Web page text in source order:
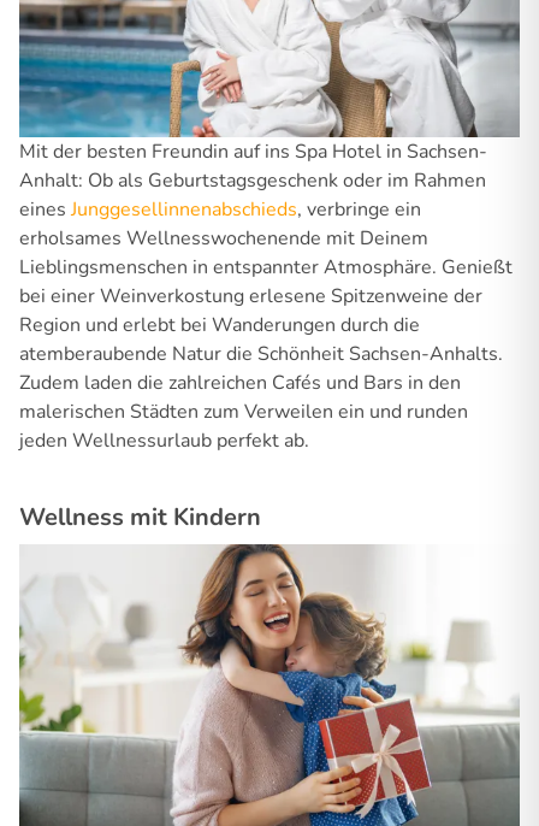
Mit der besten Freundin auf ins Spa Hotel in Sachsen-
Anhalt: Ob als Geburtstagsgeschenk oder im Rahmen
einesJunggesellinnenabschieds, verbringe ein
erholsames Wellnesswochenende mit Deinem
Lieblingsmenschen in entspannter Atmosphäre. Genießt
bei einer Weinverkostung erlesene Spitzenweine der
Region und erlebt bei Wanderungen durch die
atemberaubende Natur die Schönheit Sachsen-Anhalts.
Zudem laden die zahlreichen Cafés und Bars in den
malerischen Städten zum Verweilen ein und runden
jeden Wellnessurlaub perfekt ab.
Wellness mit Kindern